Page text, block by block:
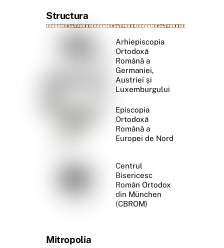
Structura
Arhiepiscopia
Ortodoxă
Română a
Germaniei,
Austriei și
Luxemburgului
Episcopia
Ortodoxă
Română a
Europei de Nord
Centrul
Bisericesc
Român Ortodox
din München
(CBROM)
Mitropolia